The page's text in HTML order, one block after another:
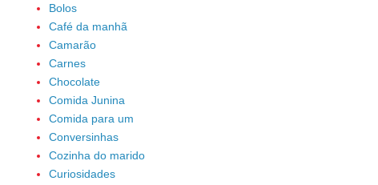
Bolos
Café da manhã
Camarão
Carnes
Chocolate
Comida Junina
Comida para um
Conversinhas
Cozinha do marido
Curiosidades